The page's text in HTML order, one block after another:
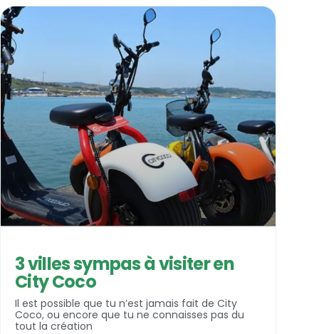
3 villes sympas à visiter en
City Coco
Il est possible que tu n’est jamais fait de City
Coco, ou encore que tu ne connaisses pas du
tout la création